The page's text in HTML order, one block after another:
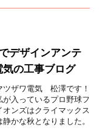
デザインアンテ
の工事ブログ
ツザワ電気 松澤です！
入っているプロ野球フ
オンズはクライマックス
かな秋となりました。